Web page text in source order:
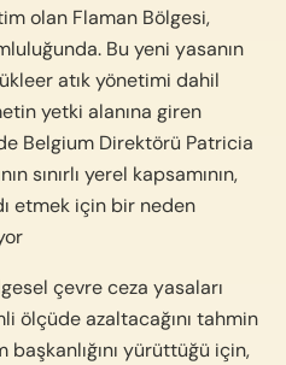
olan Flaman Bölgesi,
Bu yeni yasanın
atık yönetimi dahil
yetki alanına giren
Belgium Direktörü Patricia
sınırlı yerel kapsamının,
etmek için bir neden
çevre ceza yasaları
ölçüde azaltacağını tahmin
yürüttüğü için,